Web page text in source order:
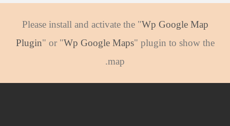
Please install and activate the "Wp Google Map
Plugin" or "Wp Google Maps" plugin to show the
map.